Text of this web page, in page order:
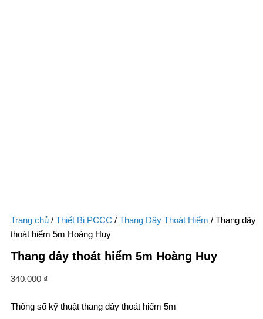
Trang chủ / Thiết Bị PCCC / Thang Dây Thoát Hiểm / Thang dây
thoát hiểm 5m Hoàng Huy
Thang dây thoát hiểm 5m Hoàng Huy
340.000 ₫
Thông số kỹ thuật thang dây thoát hiểm 5m